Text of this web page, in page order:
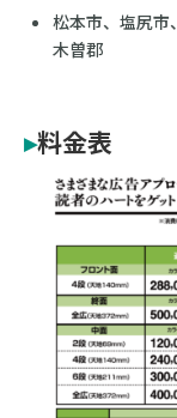
松本市、塩尻市
木曽郡
▸料金表